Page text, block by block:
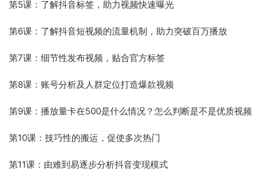
第5课：了解抖音标签，助力视频快速曝光
第6课：了解抖音短视频的流量机制，助力突破百万播放
第7课：细节性发布视频，贴合官方标签
第8课：账号分析及人群定位打造爆款视频
第9课：播放量卡在500是什么情况？怎么判断是不是优质视频
第10课：技巧性的搬运，促使多次热门
第11课：由难到易逐步分析抖音变现模式